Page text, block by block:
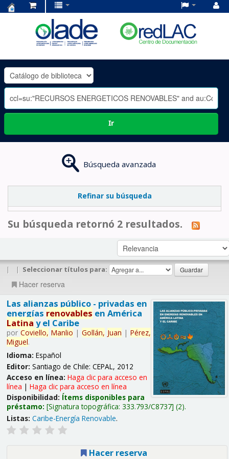
OLADE
-
Ir
Búsqueda avanzada
Refinar su búsqueda
Su búsqueda retornó 2 resultados.
| | Seleccionar títulos para:
Hacer reserva
Las alianzas público - privadas en
energías renovables en América
Latina y el Caribe
por Coviello, Manlio | Gollán, Juan | Pérez,
Miguel.
Idioma: Español
Editor: Santiago de Chile: CEPAL, 2012
Acceso en línea: Haga clic para acceso en
línea | Haga clic para acceso en línea
Disponibilidad: Ítems disponibles para
préstamo: Signatura topográfica: 333.793/C8737 (2).
Listas: Caribe-Energía Renovable.
Hacer reserva